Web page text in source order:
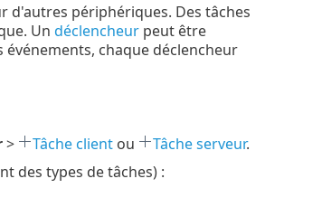
d'autres périphériques. Des tâches
Un déclencheurpeut être
chaque déclencheur
> Tâche clientou Tâche serveur.
des types de tâches) :